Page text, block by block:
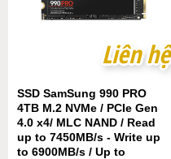
Liên hệ
Liên hệ
SSD SamSung 990 PRO
4TB M.2 NVMe / PCIe Gen
4.0 x4/ MLC NAND / Read
up to 7450MB/s - Write up
to 6900MB/s / Up to